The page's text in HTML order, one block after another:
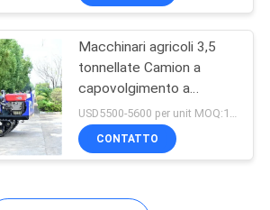
Dock
Macchinari agricoli 3,5
tonnellate Camion a
capovolgimento a
motore a motore diesel USD5500-5600 per unit MOQ:1 unità
CONTATTO